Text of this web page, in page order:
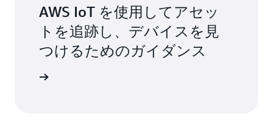
AWS IoT を使用してアセッ
トを追跡し、デバイスを見
つけるためのガイダンス